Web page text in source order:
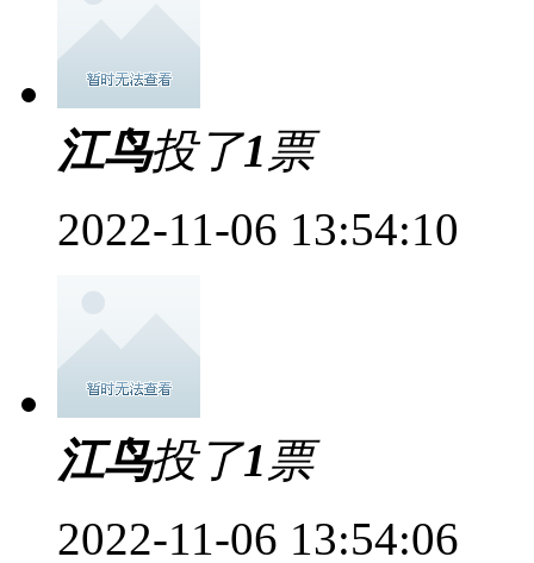
江鸟投了1票
2022-11-06 13:54:10
江鸟投了1票
2022-11-06 13:54:06